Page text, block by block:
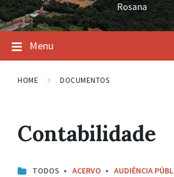
Rosana
Menu
HOME DOCUMENTOS
Contabilidade
TODOS ACERVO
AUDIÊNCIA